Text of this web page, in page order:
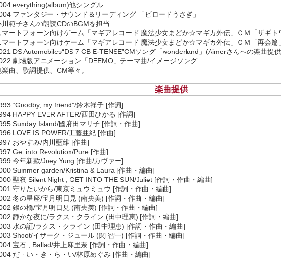
everything(album)他シングル
ファンタジー・サウンド＆リーディング 「ビロードうさぎ」
川範子さんの朗読CDのBGMを担当
マートフォーン向けゲーム「マギアレコード 魔法少女まどか☆マギカ外伝」ＣＭ「ザギト
マートフォーン向けゲーム「マギアレコード 魔法少女まどか☆マギカ外伝」ＣＭ「再会篇」
DS Automobiles“DS 7 CB E-TENSE”CMソング「wonderland」(Aimerさんへの楽曲提
劇場版アニメーション「DEEMO」テーマ曲/イメージソング
楽曲、歌詞提供、CM等々。
楽曲提供
“Goodby, my friend”/鈴木祥子 [作詞]
HAPPY EVER AFTER/西田ひかる [作詞]
Sunday Island/國府田マリ子 [作詞・作曲]
LOVE IS POWER/工藤亜紀 [作曲]
おやすみ/内川藍維 [作曲]
Get into Revolution/Pure [作曲]
今年新款/Joey Yung [作曲/カヴァー]
Summer garden/Kristina & Laura [作曲・編曲]
聖夜 Silent Night , GET INTO THE SUN/Juliet [作詞・作曲・編曲]
守りたいから/東京ミュウミュウ [作詞・作曲・編曲]
冬の星座/宝月明日見 (南央美) [作詞・作曲・編曲]
銀の橋/宝月明日見 (南央美) [作詞・作曲・編曲]
静かな夜に/ラクス・クライン (田中理恵) [作詞・編曲]
水の証/ラクス・クライン (田中理恵) [作詞・作曲・編曲]
Shoot/イザーク・ジュール (関 智一) [作詞・作曲・編曲]
宝石 , Ballad/井上麻里奈 [作詞・作曲・編曲]
だ・い・き・ら・い/林原めぐみ [作曲・編曲]